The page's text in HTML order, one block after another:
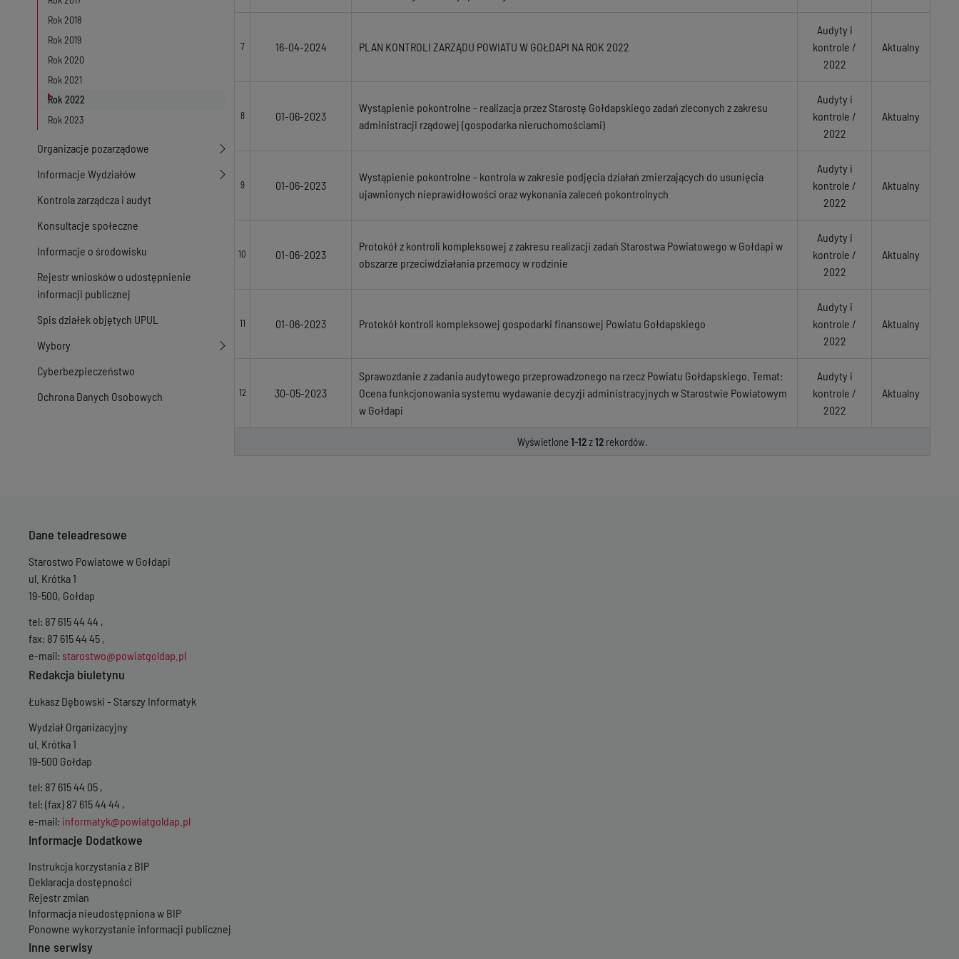
Rok 2018
Rok 2019
Rok 2020
Rok 2021
Rok 2022
Rok 2023
Organizacje pozarządowe
Informacje Wydziałów
Kontrola zarządcza i audyt
Konsultacje społeczne
Informacje o środowisku
Rejestr wniosków o udostępnienie
informacji publicznej
Spis działek objętych UPUL
Wybory
Cyberbezpieczeństwo
Ochrona Danych Osobowych
7 16-04-2024 PLAN KONTROLI ZARZĄDU POWIATU W GOŁDAPI NA ROK 2022
Audyty i
kontrole /
2022
Aktualny
8 01-06-2023
Wystąpienie pokontrolne - realizacja przez Starostę Gołdapskiego zadań zleconych z zakresu
administracji rządowej (gospodarka nieruchomościami)
Audyty i
kontrole /
2022
Aktualny
9 01-06-2023
Wystąpienie pokontrolne - kontrola w zakresie podjęcia działań zmierzających do usunięcia
ujawnionych nieprawidłowości oraz wykonania zaleceń pokontrolnych
Audyty i
kontrole /
2022
Aktualny
10 01-06-2023
Protokół z kontroli kompleksowej z zakresu realizacji zadań Starostwa Powiatowego w Gołdapi w
obszarze przeciwdziałania przemocy w rodzinie
Audyty i
kontrole /
2022
Aktualny
11 01-06-2023 Protokół kontroli kompleksowej gospodarki finansowej Powiatu Gołdapskiego
Audyty i
kontrole /
2022
Aktualny
12 30-05-2023
Sprawozdanie z zadania audytowego przeprowadzonego na rzecz Powiatu Gołdapskiego. Temat:
Ocena funkcjonowania systemu wydawanie decyzji administracyjnych w Starostwie Powiatowym
w Gołdapi
Audyty i
kontrole /
2022
Aktualny
Wyświetlone1-12z12rekordów.
Dane teleadresowe
Starostwo Powiatowe w Gołdapi
ul. Krótka 1
19-500, Gołdap
tel: 87 615 44 44 ,
fax: 87 615 44 45 ,
e-mail: starostwo@powiatgoldap.pl
Redakcja biuletynu
Łukasz Dębowski - Starszy Informatyk
Wydział Organizacyjny
ul. Krótka 1
19-500 Gołdap
tel: 87 615 44 05 ,
tel: (fax) 87 615 44 44 ,
e-mail: informatyk@powiatgoldap.pl
Informacje Dodatkowe
Instrukcja korzystania z BIP
Deklaracja dostępności
Rejestr zmian
Informacja nieudostępniona w BIP
Ponowne wykorzystanie informacji publicznej
Inne serwisy